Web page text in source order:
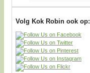
Volg Kok Robin ook op: